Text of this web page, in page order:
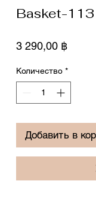
Basket-113
3 290,00 ฿Цена
Количество *
Добавить в